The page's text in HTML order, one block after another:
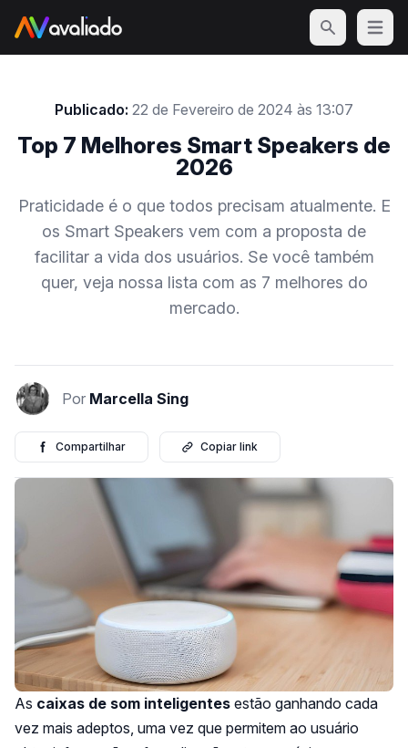
Open
Publicado: 22 de Fevereiro de 2024 às 13:07
Top 7 Melhores Smart Speakers de
2026
Praticidade é o que todos precisam atualmente. E
os Smart Speakers vem com a proposta de
facilitar a vida dos usuários. Se você também
quer, veja nossa lista com as 7 melhores do
mercado.
Por Marcella Sing
Compartilhar Copiar link
As caixas de som inteligentes estão ganhando cada
vez mais adeptos, uma vez que permitem ao usuário